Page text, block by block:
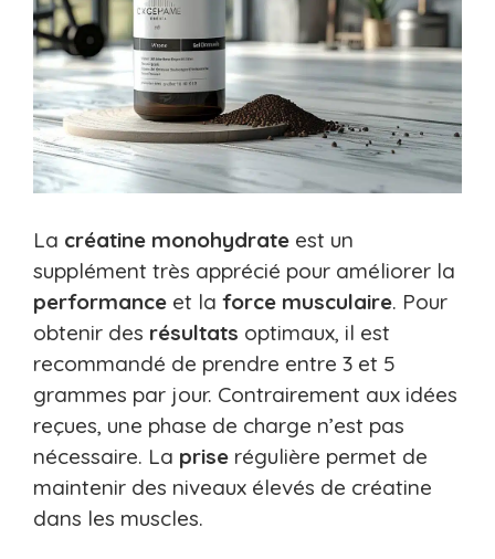
La créatine monohydrate est un
supplément très apprécié pour améliorer la
performance et la force musculaire. Pour
obtenir des résultats optimaux, il est
recommandé de prendre entre 3 et 5
grammes par jour. Contrairement aux idées
reçues, une phase de charge n’est pas
nécessaire. La prise régulière permet de
maintenir des niveaux élevés de créatine
dans les muscles.